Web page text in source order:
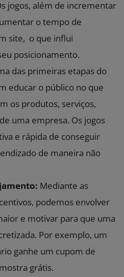
jogos, além de incrementar
o tempo de
site, o que influi
posicionamento.
das primeiras etapas do
educar o público no que
os produtos, serviços,
uma empresa. Os jogos
e rápida de conseguir
de maneira não
Mediante as
podemos envolver
e motivar para que uma
Por exemplo, um
ganhe um cupom de
grátis.